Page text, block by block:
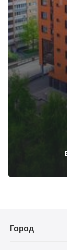
Город